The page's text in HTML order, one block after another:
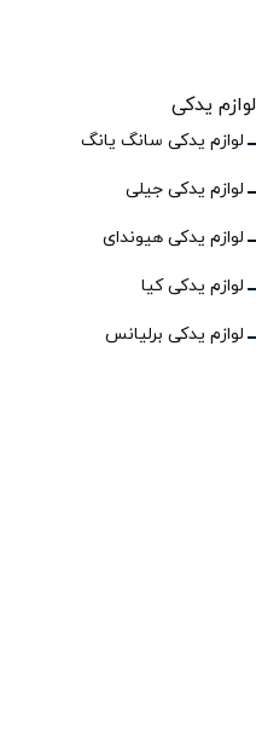
لوازم یدکی
لوازم یدکی سانگ یانگ
لوازم یدکی جیلی
لوازم یدکی هیوندای
لوازم یدکی کیا
لوازم یدکی برلیانس